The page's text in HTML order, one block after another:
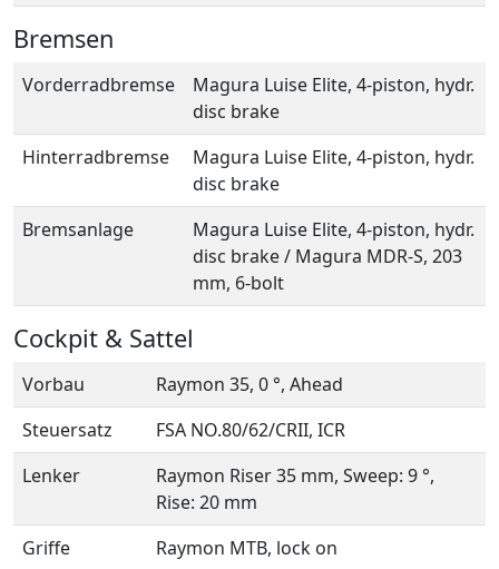
Bremsen
Vorderradbremse
Magura Luise Elite, 4-piston, hydr.
disc brake
Hinterradbremse
Magura Luise Elite, 4-piston, hydr.
disc brake
Bremsanlage
Magura Luise Elite, 4-piston, hydr.
disc brake / Magura MDR-S, 203
mm, 6-bolt
Cockpit & Sattel
Vorbau
Raymon 35, 0 °, Ahead
Steuersatz
FSA NO.80/62/CRII, ICR
Lenker
Raymon Riser 35 mm, Sweep: 9 °,
Rise: 20 mm
Griffe
Raymon MTB, lock on